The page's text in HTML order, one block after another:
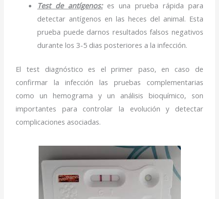
Test de antígenos:es una prueba rápida para
detectar antígenos en las heces del animal. Esta
prueba puede darnos resultados falsos negativos
durante los 3-5 dias posteriores a la infección.
El test diagnóstico es el primer paso, en caso de
confirmar la infección las pruebas complementarias
como un hemograma y un análisis bioquímico, son
importantes para controlar la evolución y detectar
complicaciones asociadas.